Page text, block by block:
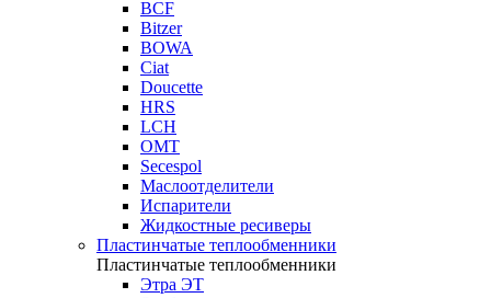
BCF
Bitzer
BOWA
Ciat
Doucette
HRS
LCH
OMT
Secespol
Маслоотделители
Испарители
Жидкостные ресиверы
Пластинчатые теплообменники
Пластинчатые теплообменники
Этра ЭТ